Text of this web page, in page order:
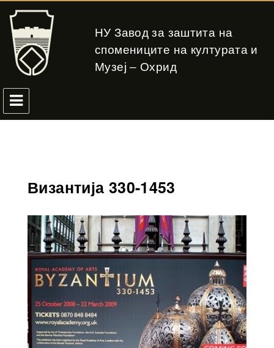
НУ Завод за заштита на
спомениците на културата и
Музеј – Охрид
Византија 330-1453